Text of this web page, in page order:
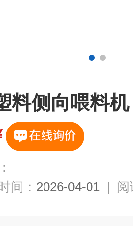
料侧向喂料机
间： 2026-04-01 | 阅